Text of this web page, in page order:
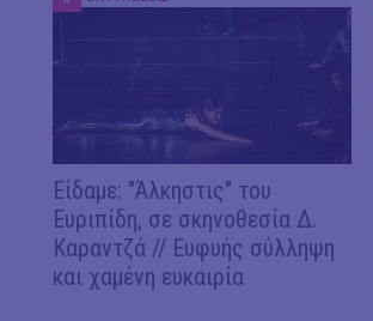
Είδαμε: "Άλκηστις" του
Ευριπίδη, σε σκηνοθεσία Δ.
Καραντζά // Ευφυής σύλληψη
και χαμένη ευκαιρία